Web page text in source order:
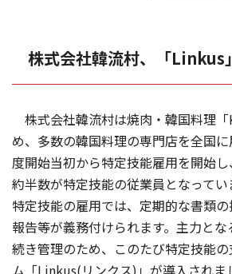
株式会社韓流村、「Linkus
株式会社韓流村は焼肉・韓国料理
め、多数の韓国料理の専門店を全国
度開始当初から特定技能雇用を開始
約半数が特定技能の従業員となってい
特定技能の雇用では、定期的な書類の
報告等が義務付けられます。主力と
続き管理のため、このたび特定技能